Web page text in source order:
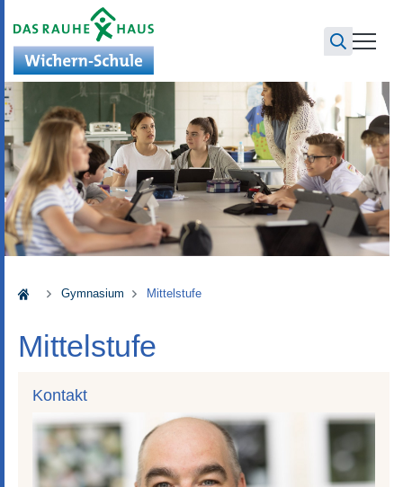
Wichern-Schule
Gymnasium Mittelstufe
Mittelstufe
Kontakt